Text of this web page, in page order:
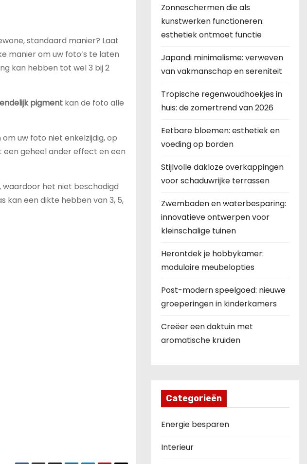
standaard manier? Laat
manier om uw foto’s te laten
kan hebben tot wel 3 bij 2
pigment kan de foto alle
uw foto niet enkelzijdig, op
geheel ander effect en een
, waardoor het niet beschadigd
kan een dikte hebben van 3, 5,
Zonneschermen die als
kunstwerken functioneren:
esthetiek ontmoet functie
Japandi minimalisme: verweven
van vakmanschap en sereniteit
Tropische regenwoudhoekjes in
huis: de zomertrend van 2026
Eetbare bloemen: esthetiek en
voeding op borden
Stijlvolle dakloze overkappingen
voor schaduwrijke terrassen
Zwembaden en waterbesparing:
innovatieve ontwerpen voor
kleinschalige tuinen
Herontdek je hobbykamer:
modulaire meubelopties
Post-modern speelgoed: nieuwe
groeperingen in kinderkamers
Creëer een daktuin met
aromatische kruiden
Categorieën
Energie besparen
Interieur